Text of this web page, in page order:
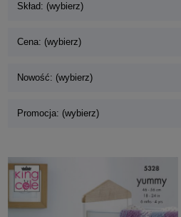
Skład: (wybierz)
Cena: (wybierz)
Nowość: (wybierz)
Promocja: (wybierz)